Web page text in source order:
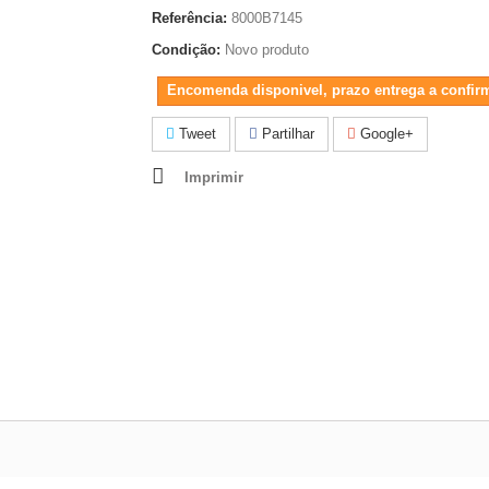
Referência: 8000B7145
Condição: Novo produto
Encomenda disponivel, prazo entrega a
Tweet Partilhar Google+
Imprimir